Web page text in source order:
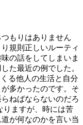
もりはありません
規則正しいルーティ
の話をしてしまいま
た最近の例でした。
る他人の生活と自分
多かったのです。そ
ねばならないのだろ
りますが、時には苦
が何なのかを言い当